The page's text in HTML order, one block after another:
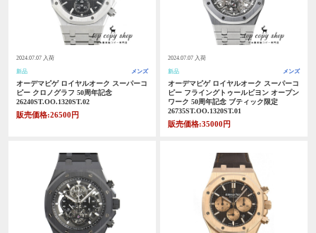
2024.07.07 入荷
新品 メンズ
オーデマピゲ ロイヤルオーク スーパーコ
ピー クロノグラフ 50周年記念
26240ST.OO.1320ST.02
販売価格:26500円
2024.07.07 入荷
新品 メンズ
オーデマピゲ ロイヤルオーク スーパーコ
ピー フライングトゥールビヨン オープン
ワーク 50周年記念 ブティック限定
26735ST.OO.1320ST.01
販売価格:35000円